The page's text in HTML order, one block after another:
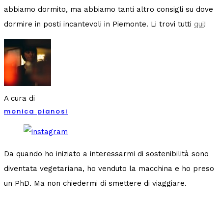
abbiamo dormito, ma abbiamo tanti altro consigli su dove
dormire in posti incantevoli in Piemonte. Li trovi tutti qui!
A cura di
monica pianosi
Da quando ho iniziato a interessarmi di sostenibilità sono
diventata vegetariana, ho venduto la macchina e ho preso
un PhD. Ma non chiedermi di smettere di viaggiare.